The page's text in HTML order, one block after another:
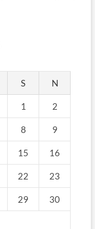
S N
1 2
8 9
15 16
22 23
29 30